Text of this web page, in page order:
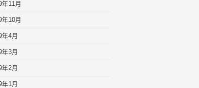
年11月
年10月
年4月
年3月
年2月
年1月